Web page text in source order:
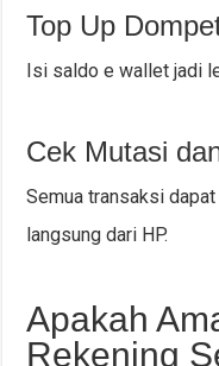
Top Up
Isi saldo e wallet jadi
Cek Mutasi
Semua transaksi
langsung dari HP.
Apakah
Rekening